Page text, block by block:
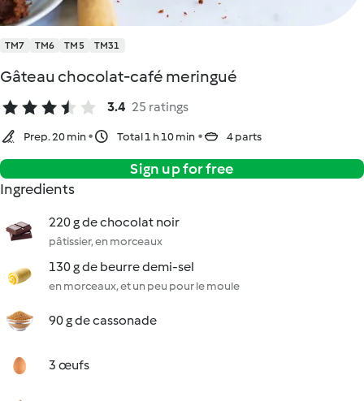
TM7 TM6 TM5 TM31
Gâteau chocolat-café meringué
3.4 25 ratings
Prep. 20 min Total 1 h 10 min 4 parts
Sign up for free
Ingredients
220 g de chocolat noir
pâtissier, en morceaux
130 g de beurre demi-sel
en morceaux, et un peu pour le moule
90 g de cassonade
3 œufs